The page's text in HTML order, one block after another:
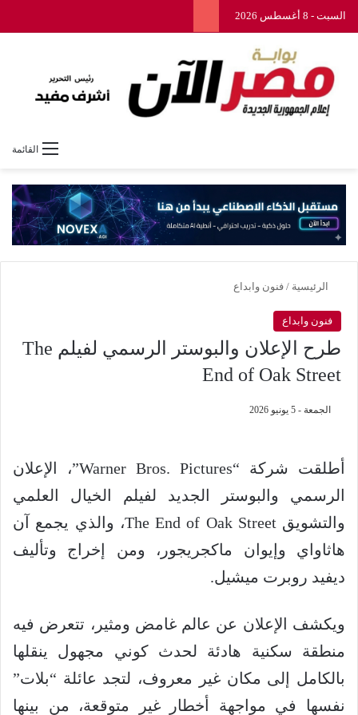
السبت - 8 أغسطس 2026
القائمة
الرئيسية / فنون وابداع
فنون وابداع
طرح الإعلان والبوستر الرسمي لفيلم The
End of Oak Street
الجمعة - 5 يونيو 2026
أطلقت شركة “Warner Bros. Pictures”، الإعلان
الرسمي والبوستر الجديد لفيلم الخيال العلمي
والتشويق The End of Oak Street، والذي يجمع آن
هاثاواي وإيوان ماكجريجور، ومن إخراج وتأليف
ديفيد روبرت ميشيل.
ويكشف الإعلان عن عالم غامض ومثير، تتعرض فيه
منطقة سكنية هادئة لحدث كوني مجهول ينقلها
بالكامل إلى مكان غير معروف، لتجد عائلة “بلات”
نفسها في مواجهة أخطار غير متوقعة، من بينها